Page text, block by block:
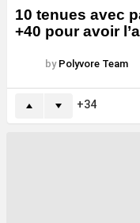
10 tenues avec
+40 pour avoir
by Polyvore Team
34